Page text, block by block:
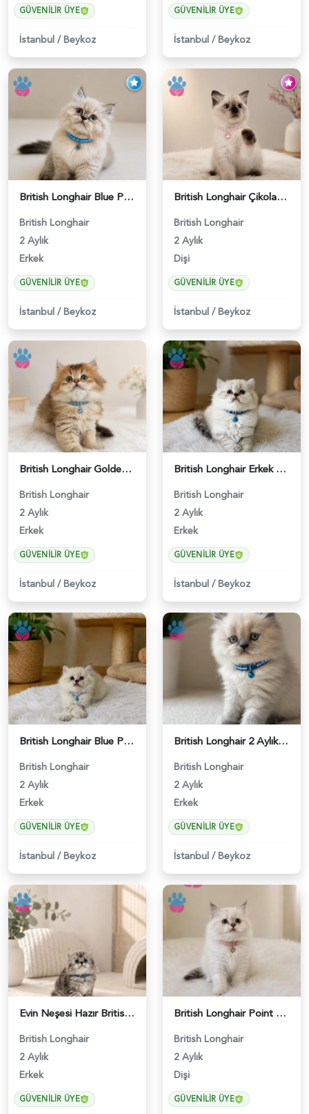
GÜVENILIR ÜYE
İstanbul /Beykoz
GÜVENILIR ÜYE
İstanbul /Beykoz
British Longhair Blue Point Erkek Pofuduk Yavrumuz - 6348
British Longhair
2 Aylık
Erkek
GÜVENILIR ÜYE
İstanbul /Beykoz
British Longhair Çikolatalı Sütlü Dişi Yavrumuz - 6347
British Longhair
2 Aylık
Dişi
GÜVENILIR ÜYE
İstanbul /Beykoz
British Longhair Golden Ny12 Erkek Yavrumuz - 5151
British Longhair
2 Aylık
Erkek
GÜVENILIR ÜYE
İstanbul /Beykoz
British Longhair Erkek Göz Alıcılı Güzellik - 4920
British Longhair
2 Aylık
Erkek
GÜVENILIR ÜYE
İstanbul /Beykoz
British Longhair Blue Point Erkek Yavrumuz - 4921
British Longhair
2 Aylık
Erkek
GÜVENILIR ÜYE
İstanbul /Beykoz
British Longhair 2 Aylık Erkek Yavrumuz - 5452
British Longhair
2 Aylık
Erkek
GÜVENILIR ÜYE
İstanbul /Beykoz
Evin Neşesi Hazır British Longhair Tabby - 4693
British Longhair
2 Aylık
Erkek
GÜVENILIR ÜYE
British Longhair Point Erkek Yavrumuz - 5209
British Longhair
2 Aylık
Dişi
GÜVENILIR ÜYE